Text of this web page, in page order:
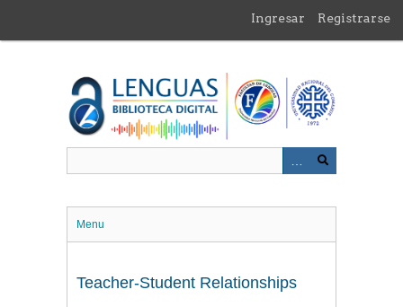
contenido
Ingresar Registrarse
Menu
Teacher-Student Relationships